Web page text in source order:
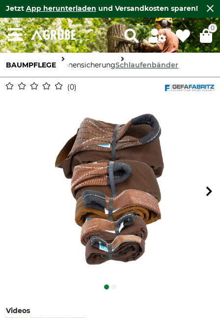
Jetzt App herunterladen und Versandkosten sparen!
0
BAUMPFLEGE KronensicherungSchlaufenbänder
0
Videos